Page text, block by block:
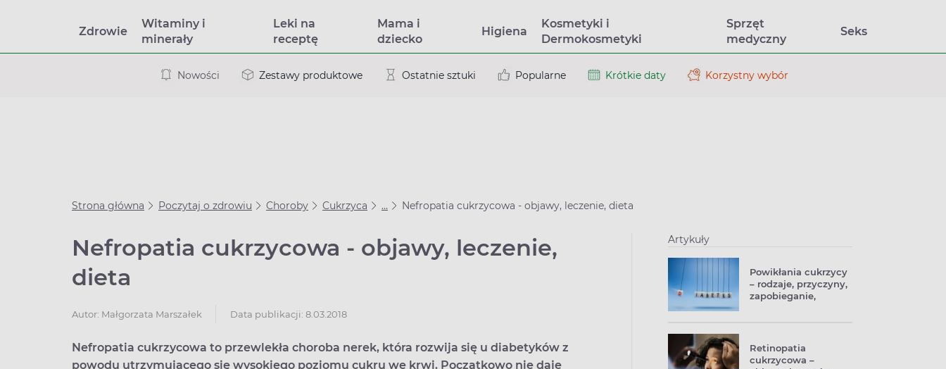
Zdrowie
Witaminy i
minerały
Leki na
receptę
Mama i
dziecko
Higiena
Kosmetyki i
Dermokosmetyki
Sprzęt
medyczny
Seks
Nowości Zestawy produktowe Ostatnie sztuki Popularne Krótkie daty Korzystny wybór
Strona główna Poczytaj o zdrowiu Choroby Cukrzyca ... Nefropatia cukrzycowa - objawy, leczenie, dieta
Nefropatia cukrzycowa - objawy, leczenie,
dieta
Autor: Małgorzata Marszałek Data publikacji: 8.03.2018
Nefropatia cukrzycowa to przewlekła choroba nerek, która rozwija się u diabetyków z
powodu utrzymującego się wysokiego poziomu cukru we krwi. Początkowo nie daje
Artykuły
Powikłania cukrzycy
– rodzaje, przyczyny,
zapobieganie,
Retinopatia
cukrzycowa –